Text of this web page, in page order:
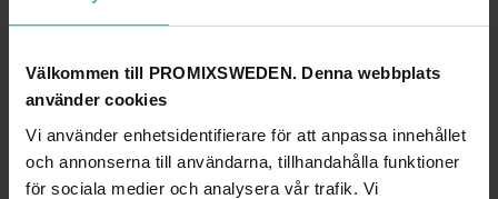
Välkommen till PROMIXSWEDEN. Denna webbplats
använder cookies
Vi använder enhetsidentifierare för att anpassa innehållet
och annonserna till användarna, tillhandahålla funktioner
för sociala medier och analysera vår trafik. Vi
PD CONNEX CX70-6 KABEL 2XXLR HANE - 3.5 STEREO HANE, 6.0M
signalkabel mini tele - 2 x XLR Hane 6m
304 kr 393 kr
GÅ TILL PRODUKT
213 kr 272 kr
GÅ TILL PRODUKT